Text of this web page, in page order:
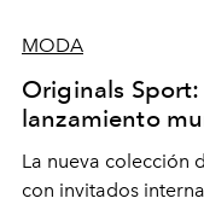
MODA
Originals
lanzamiento
La nueva colección
con invitados